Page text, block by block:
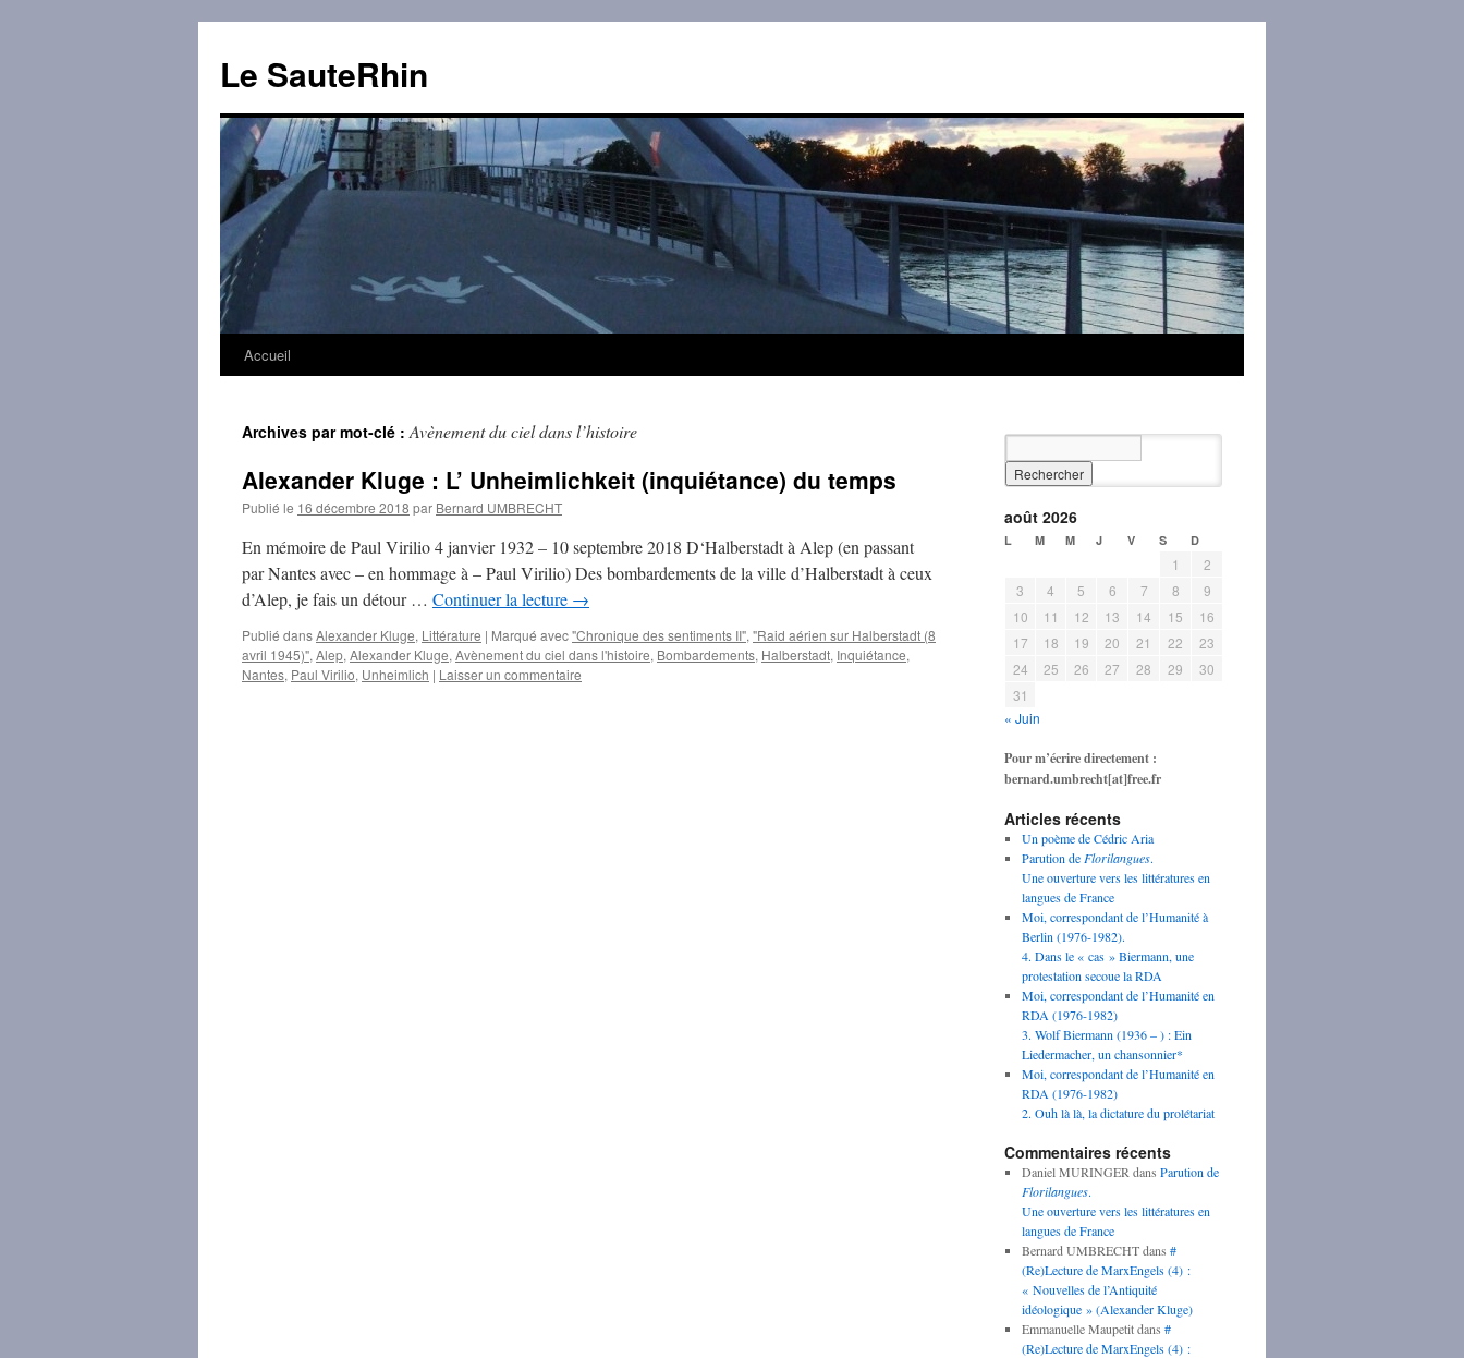
contenu
Le SauteRhin
Accueil
Archives par mot-clé :Avènement du ciel dans l’histoire
Alexander Kluge : L’ Unheimlichkeit (inquiétance) du temps
Publié le 16 décembre 2018 par Bernard UMBRECHT
En mémoire de Paul Virilio 4 janvier 1932 – 10 septembre 2018 D‘Halberstadt à Alep (en passant
par Nantes avec – en hommage à – Paul Virilio) Des bombardements de la ville d’Halberstadt à ceux
d’Alep, je fais un détour … Continuer la lecture →
Publié dansAlexander Kluge, Littérature | Marqué avec"Chronique des sentiments II", "Raid aérien sur Halberstadt (8
avril 1945)", Alep, Alexander Kluge, Avènement du ciel dans l'histoire, Bombardements, Halberstadt, Inquiétance,
Nantes, Paul Virilio, Unheimlich | Laisser un commentaire
août 2026
L M M J V S D
1
2
3
4 5 6 7 8
9
10
11 12 13 14 15
16
17
18 19 20 21 22
23
24
25 26 27 28 29
30
31
« Juin
Pour m’écrire directement :
bernard.umbrecht[at]free.fr
Articles récents
Un poème de Cédric Aria
Parution de Florilangues.
Une ouverture vers les littératures en
langues de France
Moi, correspondant de l’Humanité à
Berlin (1976-1982).
4. Dans le « cas » Biermann, une
protestation secoue la RDA
Moi, correspondant de l’Humanité en
RDA (1976-1982)
3. Wolf Biermann (1936 – ) : Ein
Liedermacher, un chansonnier*
Moi, correspondant de l’Humanité en
RDA (1976-1982)
2. Ouh là là, la dictature du prolétariat
Commentaires récents
Daniel MURINGER dans Parution de
Florilangues.
Une ouverture vers les littératures en
langues de France
Bernard UMBRECHTdans #
(Re)Lecture de MarxEngels (4) :
« Nouvelles de l’Antiquité
idéologique » (Alexander Kluge)
Emmanuelle Maupetitdans #
(Re)Lecture de MarxEngels (4) :